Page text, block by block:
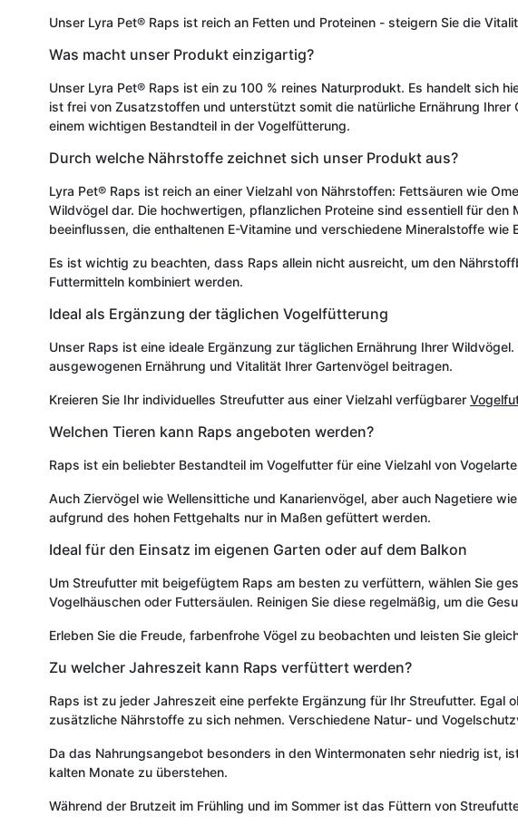
Unser Lyra Pet® Raps ist reich an Fetten und Proteinen - steigern Sie die
Was macht unser Produkt einzigartig?
Unser Lyra Pet® Raps ist ein zu 100 % reines Naturprodukt. Es handelt sich
ist frei von Zusatzstoffen und unterstützt somit die natürliche Ernährung
einem wichtigen Bestandteil in der Vogelfütterung.
Durch welche Nährstoffe zeichnet sich unser Produkt aus?
Lyra Pet® Raps ist reich an einer Vielzahl von Nährstoffen: Fettsäuren wie
Wildvögel dar. Die hochwertigen, pflanzlichen Proteine sind essentiell für
beeinflussen, die enthaltenen E-Vitamine und verschiedene Mineralstoffe
Es ist wichtig zu beachten, dass Raps allein nicht ausreicht, um den
Futtermitteln kombiniert werden.
Ideal als Ergänzung der täglichen Vogelfütterung
Unser Raps ist eine ideale Ergänzung zur täglichen Ernährung Ihrer
ausgewogenen Ernährung und Vitalität Ihrer Gartenvögel beitragen.
Kreieren Sie Ihr individuelles Streufutter aus einer Vielzahl verfügbarer
Welchen Tieren kann Raps angeboten werden?
Raps ist ein beliebter Bestandteil im Vogelfutter für eine Vielzahl von
Auch Ziervögel wie Wellensittiche und Kanarienvögel, aber auch Nagetiere
aufgrund des hohen Fettgehalts nur in Maßen gefüttert werden.
Ideal für den Einsatz im eigenen Garten oder auf dem Balkon
Um Streufutter mit beigefügtem Raps am besten zu verfüttern, wählen Sie
Vogelhäuschen oder Futtersäulen. Reinigen Sie diese regelmäßig, um die
Erleben Sie die Freude, farbenfrohe Vögel zu beobachten und leisten Sie
Zu welcher Jahreszeit kann Raps verfüttert werden?
Raps ist zu jeder Jahreszeit eine perfekte Ergänzung für Ihr Streufutter. Egal
zusätzliche Nährstoffe zu sich nehmen. Verschiedene Natur- und
Da das Nahrungsangebot besonders in den Wintermonaten sehr niedrig ist,
kalten Monate zu überstehen.
Während der Brutzeit im Frühling und im Sommer ist das Füttern von